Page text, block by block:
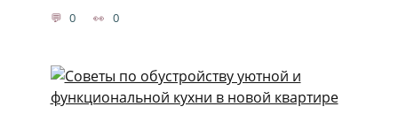
0 0